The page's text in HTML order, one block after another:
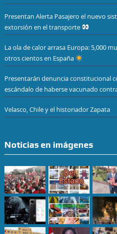
Presentan Alerta Pasajero el nuevo
extorsión en el transporte
La ola de calor arrasa Europa: 5,000
otros cientos en España
Presentarán denuncia constitucional
escándalo de haberse vacunado
Velasco, Chile y el historiador Zapata
Noticias en imágenes